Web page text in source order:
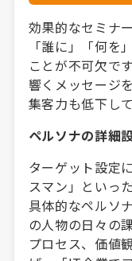
効果的なセミナ
「誰に」「何を
ことが不可欠で
響くメッセージ
集客力も低下し
ペルソナの詳細
ターゲット設定
スマン」といっ
具体的なペルソ
の人物の日々の
プロセス、価値